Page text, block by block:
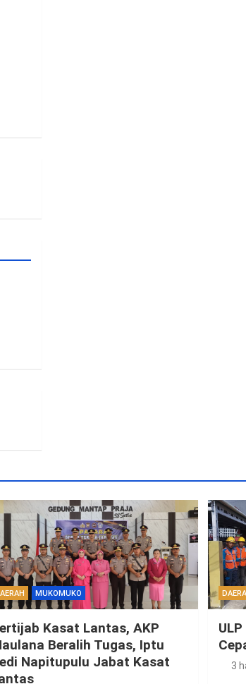
MUKOMUKO
Kasat Lantas, AKP
Beralih Tugas, Iptu
Napitupulu Jabat Kasat
3